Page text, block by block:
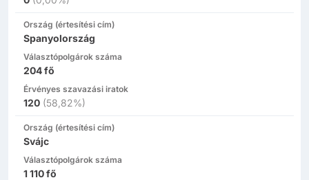
Ország (értesítési cím)
Spanyolország
Választópolgárok száma
204fő
Érvényes szavazási iratok
120 (58,82%)
Ország (értesítési cím)
Svájc
Választópolgárok száma
1 110fő